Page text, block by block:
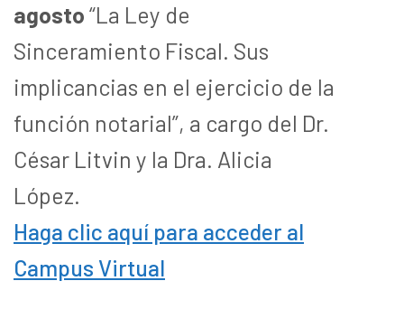
agosto “La Ley de
Sinceramiento Fiscal. Sus
implicancias en el ejercicio de la
función notarial”, a cargo del Dr.
César Litvin y la Dra. Alicia
López.
Haga clic aquí para acceder al
Campus Virtual